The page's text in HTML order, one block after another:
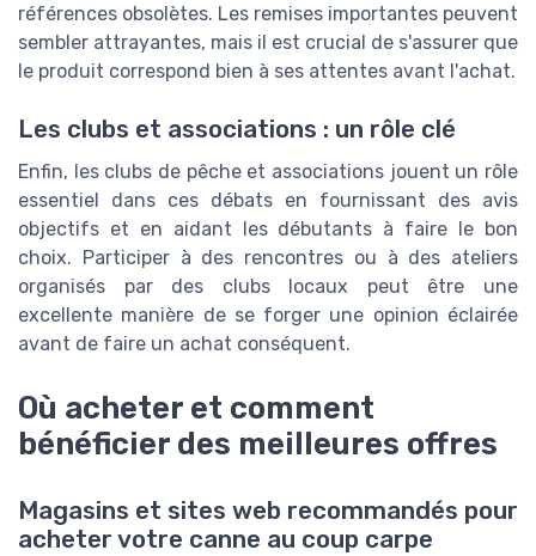
références obsolètes. Les remises importantes peuvent
sembler attrayantes, mais il est crucial de s'assurer que
le produit correspond bien à ses attentes avant l'achat.
Les clubs et associations : un rôle clé
Enfin, les clubs de pêche et associations jouent un rôle
essentiel dans ces débats en fournissant des avis
objectifs et en aidant les débutants à faire le bon
choix. Participer à des rencontres ou à des ateliers
organisés par des clubs locaux peut être une
excellente manière de se forger une opinion éclairée
avant de faire un achat conséquent.
Où acheter et comment
bénéficier des meilleures offres
Magasins et sites web recommandés pour
acheter votre canne au coup carpe